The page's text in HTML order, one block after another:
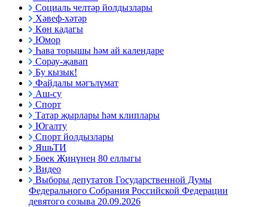
Социаль челтәр йолдызлары
Хәвеф-хәтәр
Көн кадагы
Юмор
Һава торышы һәм ай календаре
Сорау-җавап
Бу кызык!
Файдалы мәгълүмат
Аш-су
Спорт
Татар җырлары һәм клиплары
Югалту
Спорт йолдызлары
ЯшьТИ
Бөек Җиңүнең 80 еллыгы
Видео
Выборы депутатов Государственной Думы
Федерального Собрания Российской Федерации
девятого созыва 20.09.2026